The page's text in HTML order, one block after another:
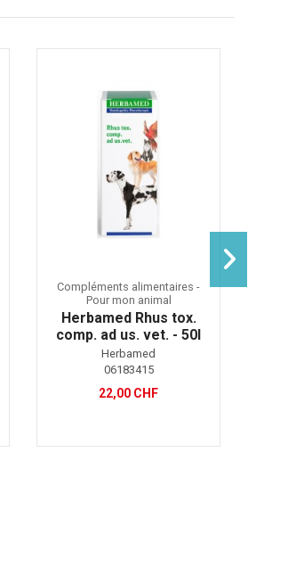
Compléments alimentaires -
Pour mon animal
Herbamed Rhus tox.
comp. ad us. vet. - 50l
Herbamed
06183415
22,00 CHF